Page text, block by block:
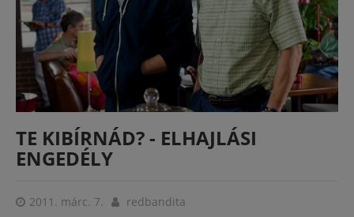
TE KIBÍRNÁD? - ELHAJLÁSI
ENGEDÉLY
2011. márc. 7. redbandita